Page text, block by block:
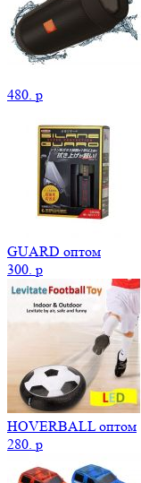
480. p
GUARD оптом
300. p
HOVERBALL оптом
280. p